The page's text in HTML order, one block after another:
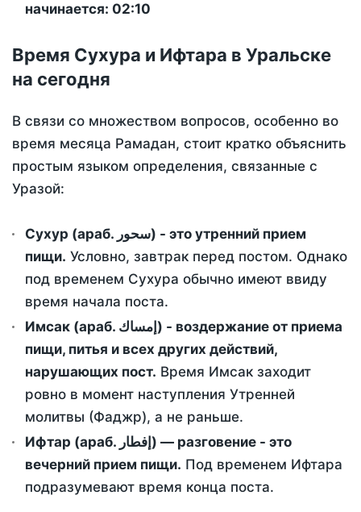
начинается: 02:10
Время Сухура и Ифтара в Уральске
на сегодня
В связи со множеством вопросов, особенно во
время месяца Рамадан, стоит кратко объяснить
простым языком определения, связанные с
Уразой:
Сухур (араб. سحور) - это утренний прием
пищи. Условно, завтрак перед постом. Однако
под временем Сухура обычно имеют ввиду
время начала поста.
Имсак (араб. إمساك) - воздержание от приема
пищи, питья и всех других действий,
нарушающих пост. Время Имсак заходит
ровно в момент наступления Утренней
молитвы (Фаджр), а не раньше.
Ифтар (араб. إفطار) — разговение - это
вечерний прием пищи. Под временем Ифтара
подразумевают время конца поста.